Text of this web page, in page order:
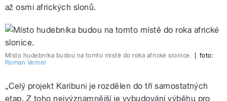
až osmi afrických slonů.
Místo hudebníka budou na tomto místě do roka africké slonice.
foto:
Roman Verner
„Celý projekt Karibuni je rozdělen do tří samostatných
etap. Z toho nejvýznamnější je vybudování výběhu pro